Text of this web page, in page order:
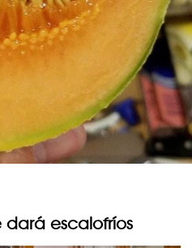
dará escalofríos